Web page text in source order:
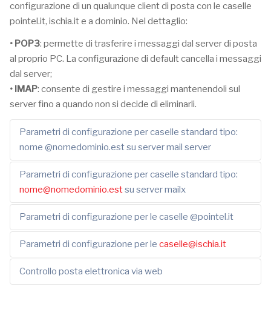
configurazione di un qualunque client di posta con le caselle
pointel.it, ischia.it e a dominio. Nel dettaglio:
• POP3: permette di trasferire i messaggi dal server di posta
al proprio PC. La configurazione di default cancella i messaggi
dal server;
• IMAP: consente di gestire i messaggi mantenendoli sul
server fino a quando non si decide di eliminarli.
Parametri di configurazione per caselle standard tipo:
nome @nomedominio.est su server mail server
Parametri di configurazione per caselle standard tipo:
nome@nomedominio.estsu server mailx
Parametri di configurazione per le caselle @pointel.it
Parametri di configurazione per le caselle@ischia.it
Controllo posta elettronica via web